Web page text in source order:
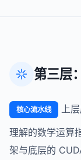
第三层
核心流水线
上
理解的数学运算
架与底层的